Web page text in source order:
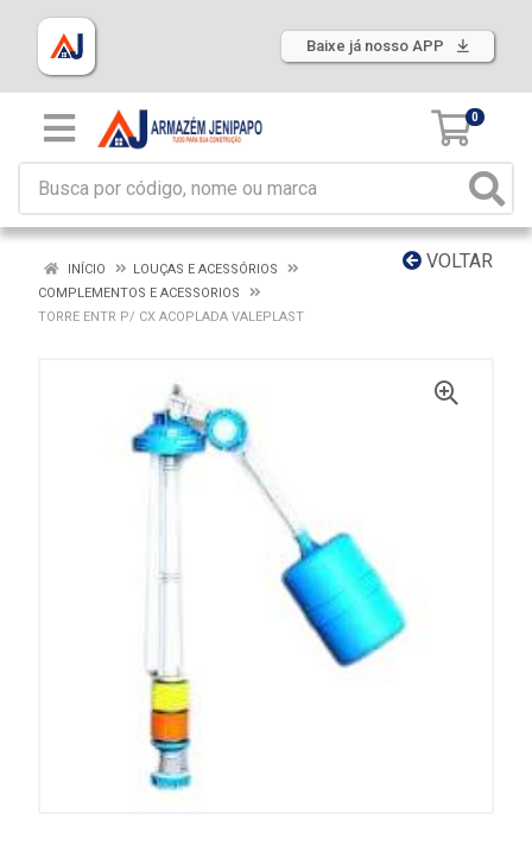
Baixe já nosso APP
0
VOLTAR
INÍCIO
LOUÇAS E ACESSÓRIOS
COMPLEMENTOS E ACESSORIOS
TORRE ENTR P/ CX ACOPLADA VALEPLAST